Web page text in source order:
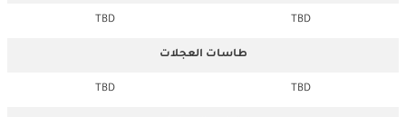
TBD
TBD
طاسات العجلات
TBD
TBD